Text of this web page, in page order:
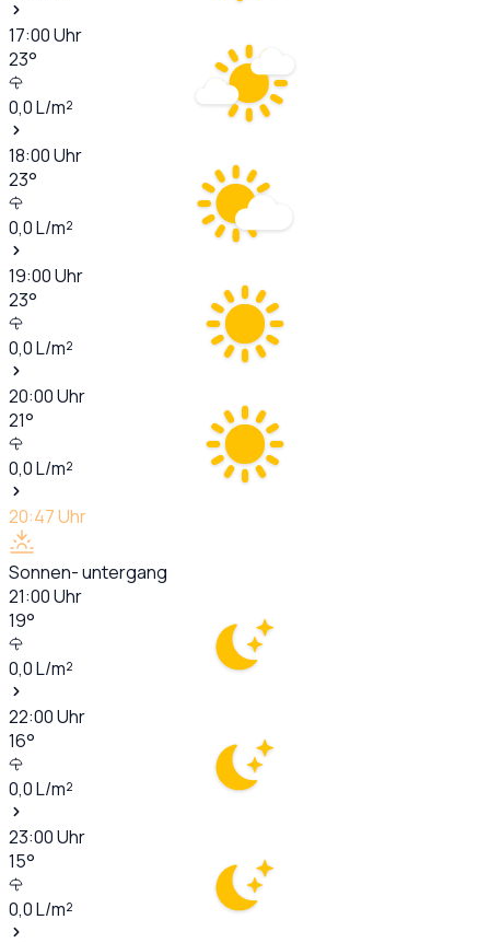
17:00Uhr
23°
0,0L/m²
18:00Uhr
23°
0,0L/m²
19:00Uhr
23°
0,0L/m²
20:00Uhr
21°
0,0L/m²
20:47Uhr
Sonnen- untergang
21:00Uhr
19°
0,0L/m²
22:00Uhr
16°
0,0L/m²
23:00Uhr
15°
0,0L/m²